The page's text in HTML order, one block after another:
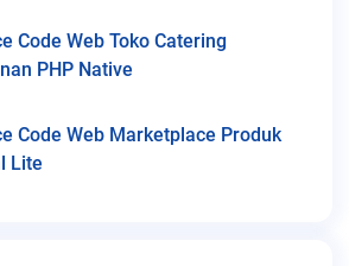
Code Web Toko Catering
PHP Native
Code Web Marketplace Produk
Lite